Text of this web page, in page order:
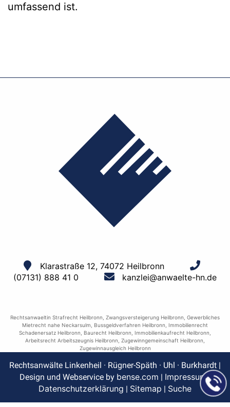
umfassend ist.
Klarastraße 12, 74072 Heilbronn
(07131) 888 41 0
kanzlei@anwaelte-hn.de
Rechtsanwaeltin Strafrecht Heilbronn Zwangsversteigerung Heilbronn Gewerbliches
Mietrecht nahe Neckarsulm
Bussgeldverfahren Heilbronn
Immobilienrecht
Schadenersatz Heilbronn
Baurecht Heilbronn Immobilienkaufrecht Heilbronn
Arbeitsrecht Arbeitszeugnis Heilbronn Zugewinngemeinschaft Heilbronn
Zugewinnausgleich Heilbronn
Rechtsanwälte Linkenheil · Rügner-Späth · Uhl · Burkhardt |
Design und Webservice by bense.com | Impressum|
Datenschutzerklärung | Sitemap | Suche